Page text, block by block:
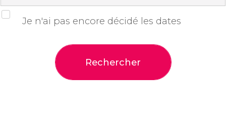
Je n'ai pas encore décidé les dates
Rechercher